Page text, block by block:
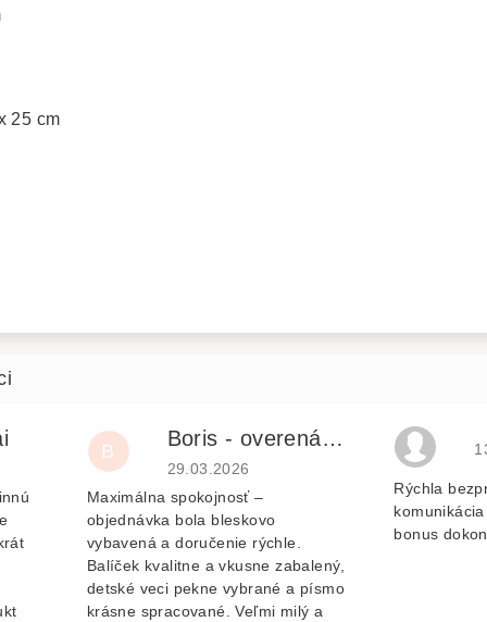
25 cm
je 5 z 5 hvězdiček.
B
Boris - overená recenzia
Hodnocení obchodu je 5 z 5 hvězdiček.
29.03.2026
Maximálna spokojnosť –
objednávka bola bleskovo
vybavená a doručenie rýchle.
Balíček kvalitne a vkusne zabalený,
detské veci pekne vybrané a písmo
krásne spracované. Veľmi milý a
Rýchla
bonus